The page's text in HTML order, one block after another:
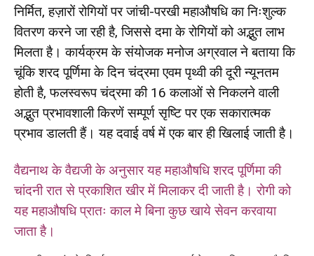
निर्मित, हज़ारों रोगियों पर जांची-परखी महाऔषधि का निःशुल्क
वितरण करने जा रही है, जिससे दमा के रोगियों को अद्भुत लाभ
मिलता है। कार्यक्रम के संयोजक मनोज अग्रवाल ने बताया कि
चूंकि शरद पूर्णिमा के दिन चंद्रमा एवम पृथ्वी की दूरी न्यूनतम
होती है, फलस्वरूप चंद्रमा की 16 कलाओं से निकलने वाली
अद्भुत प्रभावशाली किरणें सम्पूर्ण सृष्टि पर एक सकारात्मक
प्रभाव डालती हैं। यह दवाई वर्ष में एक बार ही खिलाई जाती है।
वैद्यनाथ के वैद्यजी के अनुसार यह महाऔषधि शरद पूर्णिमा की
चांदनी रात से प्रकाशित खीर में मिलाकर दी जाती है। रोगी को
यह महाऔषधि प्रातः काल मे बिना कुछ खाये सेवन करवाया
जाता है।